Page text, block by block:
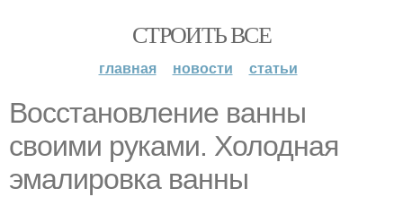
СТРОИТЬ ВСЕ
главная новости статьи
Восстановление ванны
своими руками. Холодная
эмалировка ванны